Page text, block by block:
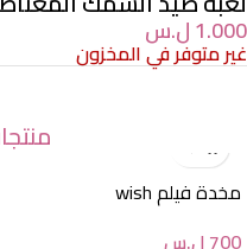
1.000ل.س
غير متوفر في المخزون
مخدة فيلم wish
700 ل.س